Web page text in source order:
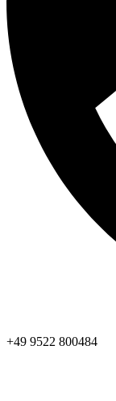
+49 9522 800484